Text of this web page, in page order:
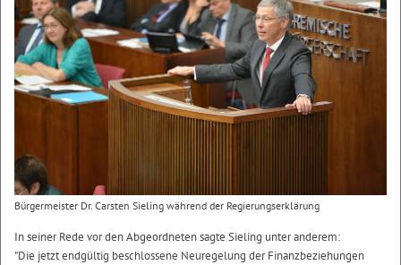
Bürgermeister Dr. Carsten Sieling während der Regierungserklärung
In seiner Rede vor den Abgeordneten sagte Sieling unter anderem:
"Die jetzt endgültig beschlossene Neuregelung der Finanzbeziehungen